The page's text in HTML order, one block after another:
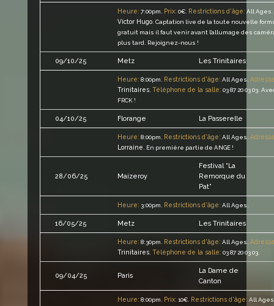
Heure: 7:00pm. Prix: 0€. Restrictions d'âge: All Ages.
Victor Hugo. Captation live de la toute nouvelle
gratuit mais il faut venir avant l’allumage des
plus tard. Rejoignez-nous !
09/10/25 Metz Les Trinitaires
Heure: 8:00pm. Restrictions d'âge: All Ages.
Trinitaires. Téléphone de la salle: 03 87 20 03 03.
FRCK !
04/10/25 Florange La Passerelle
Heure: 8:00pm. Restrictions d'âge: All Ages.
Lorraine
En première partie de ANGE !
28/06/25 Maizeroy
Festival “La
Remorque du
Pat”
Heure: 3:00pm. Restrictions d'âge: All Ages.
16/05/25 Metz Les Trinitaires
Heure: 8:30pm. Restrictions d'âge: All Ages.
Trinitaires. Téléphone de la salle: 03 87 20 03 03.
09/04/25 Paris
La Dame de
Canton
Heure: 8:00pm. Prix: 10€. Restrictions d'âge: All